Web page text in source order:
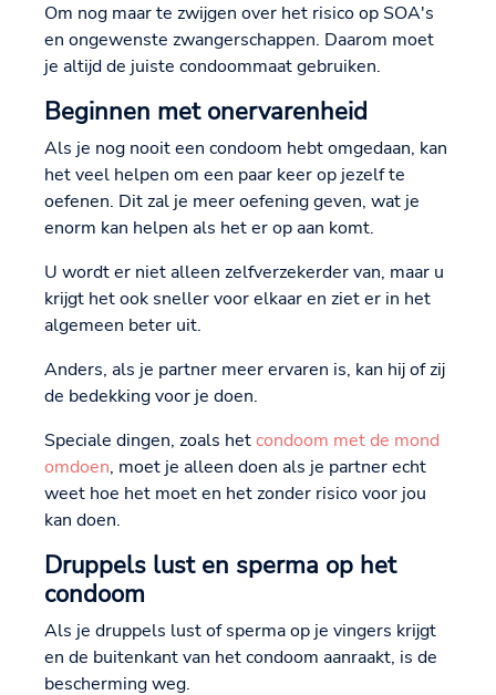
Om nog maar te zwijgen over het risico op SOA's
en ongewenste zwangerschappen. Daarom moet
je altijd de juiste condoommaat gebruiken.
Beginnen met onervarenheid
Als je nog nooit een condoom hebt omgedaan, kan
het veel helpen om een paar keer op jezelf te
oefenen. Dit zal je meer oefening geven, wat je
enorm kan helpen als het er op aan komt.
U wordt er niet alleen zelfverzekerder van, maar u
krijgt het ook sneller voor elkaar en ziet er in het
algemeen beter uit.
Anders, als je partner meer ervaren is, kan hij of zij
de bedekking voor je doen.
Speciale dingen, zoals hetcondoom met de mond
omdoen, moet je alleen doen als je partner echt
weet hoe het moet en het zonder risico voor jou
kan doen.
Druppels lust en sperma op het
condoom
Als je druppels lust of sperma op je vingers krijgt
en de buitenkant van het condoom aanraakt, is de
bescherming weg.